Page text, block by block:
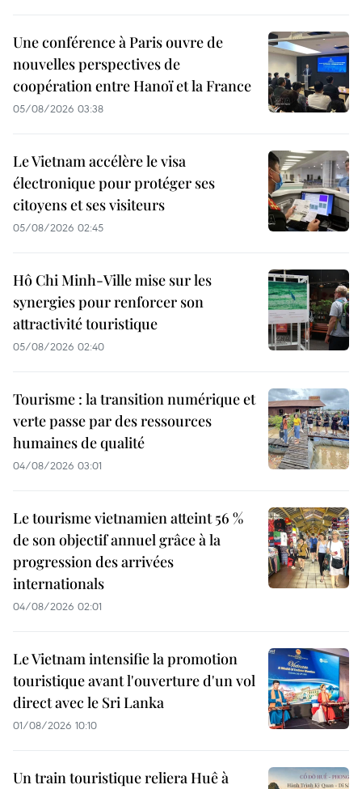
Une conférence à Paris ouvre de
nouvelles perspectives de
coopération entre Hanoï et la France
05/08/2026 03:38
Le Vietnam accélère le visa
électronique pour protéger ses
citoyens et ses visiteurs
05/08/2026 02:45
Hô Chi Minh-Ville mise sur les
synergies pour renforcer son
attractivité touristique
05/08/2026 02:40
Tourisme : la transition numérique et
verte passe par des ressources
humaines de qualité
04/08/2026 03:01
Le tourisme vietnamien atteint 56 %
de son objectif annuel grâce à la
progression des arrivées
internationals
04/08/2026 02:01
Le Vietnam intensifie la promotion
touristique avant l'ouverture d'un vol
direct avec le Sri Lanka
01/08/2026 10:10
Un train touristique reliera Huê à